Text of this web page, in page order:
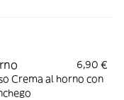
6,90 €
Crema al horno con